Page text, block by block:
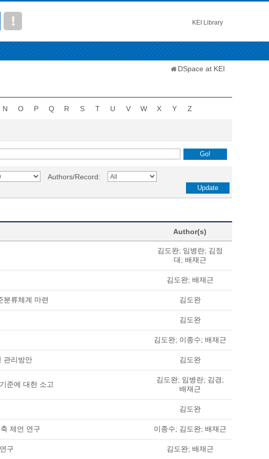
KEI Library
DSpace at KEI
N O P Q R S T U V W X Y Z
Authors/Record:
Author(s)
김도완; 임병란; 김정
대; 배재근
김도완; 배재근
분류체계 마련 김도완
김도완
김도완; 이종수; 배재근
관리방안 김도완
준에 대한 소고
김도완; 임병란; 김경;
배재근
김도완
제언 연구 이종수; 김도완; 배재근
구 김도완; 배재근